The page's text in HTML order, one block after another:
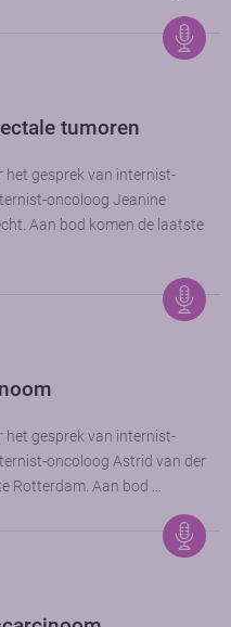
tumoren
het gesprek van internist-
oncoloog Jeanine
Aan bod komen de laatste
het gesprek van internist-
oncoloog Astrid van der
Rotterdam. Aan bod …